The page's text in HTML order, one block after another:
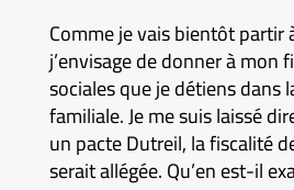
Comme je vais bientôt partir
j’envisage de donner à mon
sociales que je détiens dans
familiale. Je me suis laissé
un pacte Dutreil, la fiscalité
serait allégée. Qu’en est-il